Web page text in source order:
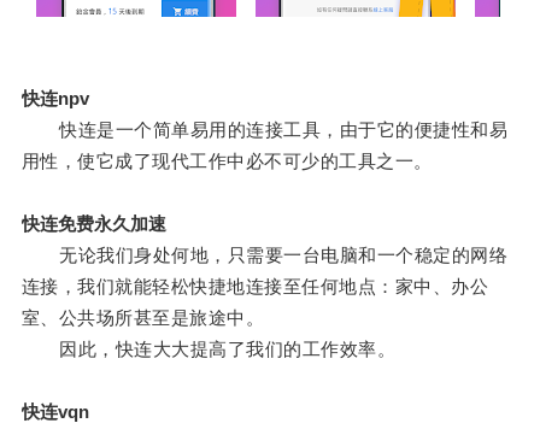
快连npv
快连是一个简单易用的连接工具，由于它的便捷性和易
用性，使它成了现代工作中必不可少的工具之一。
快连免费永久加速
无论我们身处何地，只需要一台电脑和一个稳定的网络
连接，我们就能轻松快捷地连接至任何地点：家中、办公
室、公共场所甚至是旅途中。
因此，快连大大提高了我们的工作效率。
快连vqn